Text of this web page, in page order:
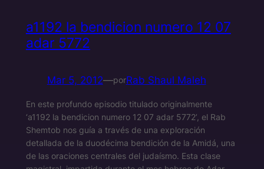
a1192 la bendicion numero 12 07
adar 5772
Mar 5, 2012—porRab Shaul Maleh
En este profundo episodio titulado originalmente
‘a1192 la bendicion numero 12 07 adar 5772’, el Rab
Shemtob nos guía a través de una exploración
detallada de la duodécima bendición de la Amidá, una
de las oraciones centrales del judaísmo. Esta clase